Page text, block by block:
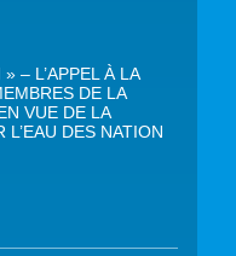
– L’APPEL À LA
DE LA
VUE DE LA
DES NATION